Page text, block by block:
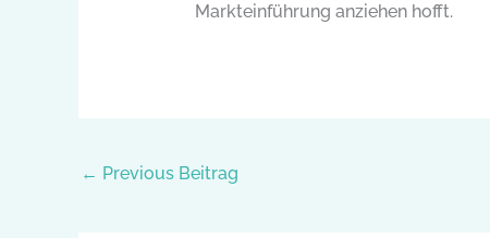
Markteinführung anziehen hofft.
← Previous Beitrag